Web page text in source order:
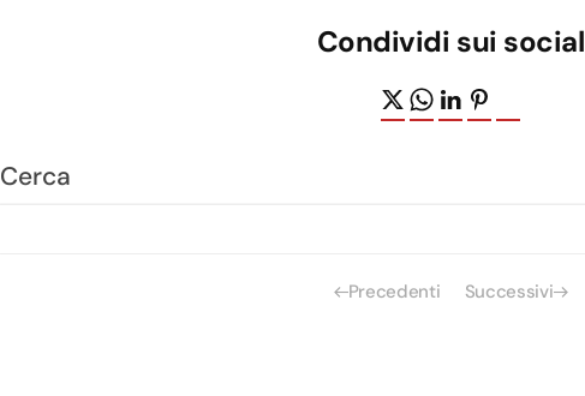
Condividi sui social
Precedenti Successivi